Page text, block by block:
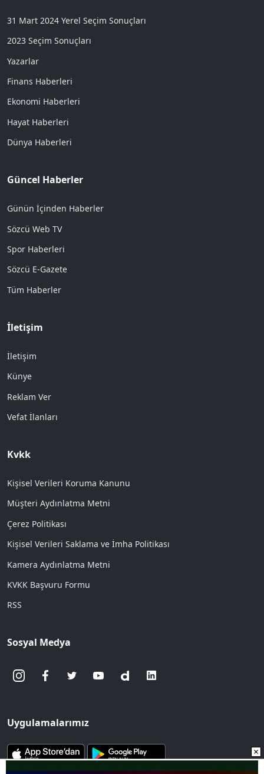
31 Mart 2024 Yerel Seçim Sonuçları
2023 Seçim Sonuçları
Yazarlar
Finans Haberleri
Ekonomi Haberleri
Hayat Haberleri
Dünya Haberleri
Güncel Haberler
Günün İçinden Haberler
Sözcü Web TV
Spor Haberleri
Sözcü E-Gazete
Tüm Haberler
İletişim
İletişim
Künye
Reklam Ver
Vefat İlanları
Kvkk
Kişisel Verileri Koruma Kanunu
Müşteri Aydınlatma Metni
Çerez Politikası
Kişisel Verileri Saklama ve İmha Politikası
Kamera Aydınlatma Metni
KVKK Başvuru Formu
RSS
Sosyal Medya
Uygulamalarımız